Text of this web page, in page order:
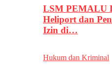
LSM PEMALU
Heliport dan
Izin di…
Hukum dan Kriminal